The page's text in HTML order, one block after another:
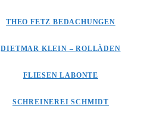
THEO FETZ BEDACHUNGEN
DIETMAR KLEIN – ROLLÄDEN
FLIESEN LABONTE
SCHREINEREI SCHMIDT